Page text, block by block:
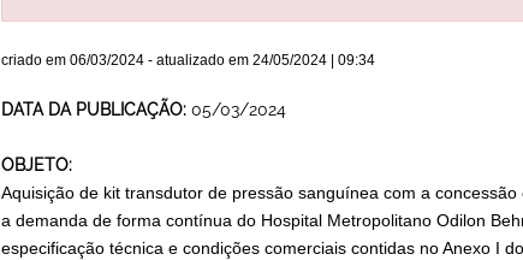
criado em 06/03/2024- atualizado em 24/05/2024 | 09:34
DATA DA PUBLICAÇÃO: 05/03/2024
OBJETO:
Aquisição de kit transdutor de pressão sanguínea com a
a demanda de forma contínua do Hospital Metropolitano Odilon
especificação técnica e condições comerciais contidas no Anexo I